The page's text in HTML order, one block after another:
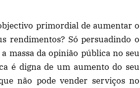
primordial de aumentar o
rendimentos? Só persuadindo o
massa da opinião pública no seu
é digna de um aumento do seu
não pode vender serviços no